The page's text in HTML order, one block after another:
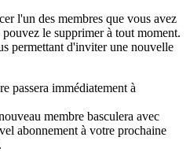
l'un des membres que vous avez
le supprimer à tout moment.
permettant d'inviter une nouvelle
passera immédiatement à
membre basculera avec
abonnement à votre prochaine